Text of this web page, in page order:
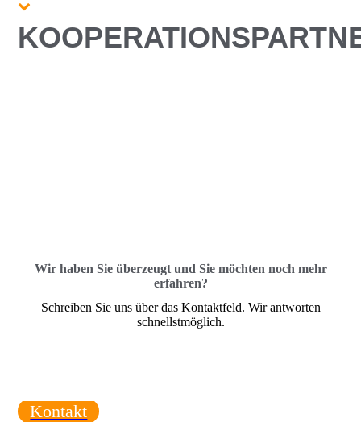
Wir haben Sie überzeugt und Sie möchten noch mehr
erfahren?
Schreiben Sie uns über das Kontaktfeld. Wir antworten
schnellstmöglich.
Kontakt